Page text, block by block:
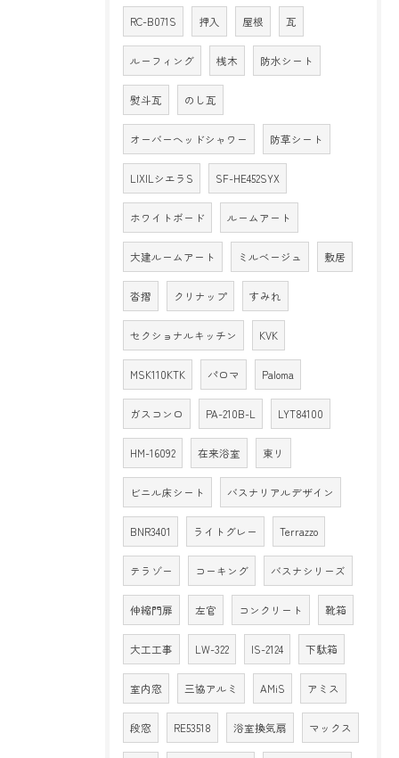
RC-B071S 押入 屋根 瓦
ルーフィング 桟木 防水シート
熨斗瓦 のし瓦
オーバーヘッドシャワー 防草シート
LIXILシエラS SF-HE452SYX
ホワイトボード ルームアート
大建ルームアート ミルベージュ 敷居
沓摺 クリナップ すみれ
セクショナルキッチン KVK
MSK110KTK パロマ Paloma
ガスコンロ PA-210B-L LYT84100
HM-16092 在来浴室 東リ
ビニル床シート バスナリアルデザイン
BNR3401 ライトグレー Terrazzo
テラゾー コーキング バスナシリーズ
伸縮門扉 左官 コンクリート 靴箱
大工工事 LW-322 IS-2124 下駄箱
室内窓 三協アルミ AMiS アミス
段窓 RE53518 浴室換気扇 マックス